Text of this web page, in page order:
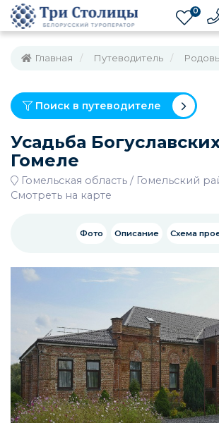
0
Главная Путеводитель
Поиск в путеводителе
Усадьба
Гомеле
Гомельская область Гомельский
Смотреть на карте
Фото Описание Схема